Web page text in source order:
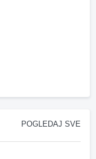
POGLEDAJ SVE